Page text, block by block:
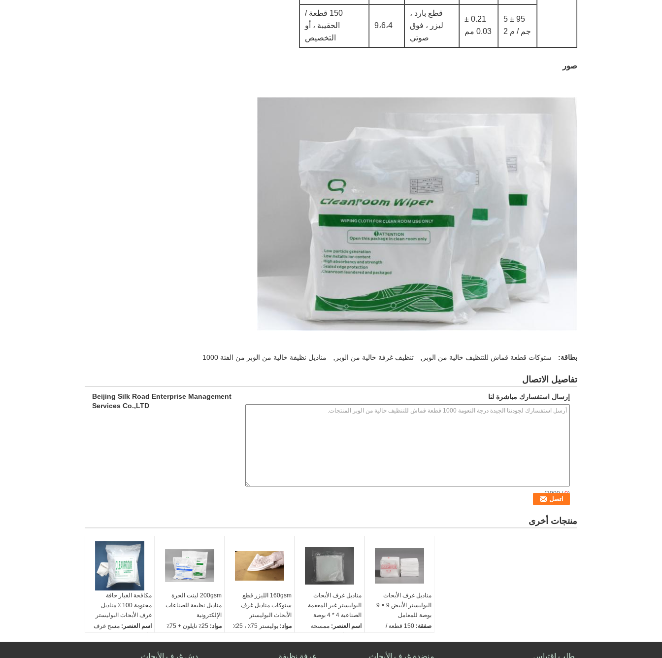
95 ± 5
جم / م 2
0.21 ±
0.03 مم
قطع بارد ،
ليزر ، فوق
صوتي
9،6،4
150 قطعة /
الحقيبة ، أو
التخصيص
صور
بطاقة: ستوكات قطعة قماش للتنظيف خالية من الوبر , تنظيف غرفة خالية من الوبر , مناديل نظيفة خالية من الوبر من الفئة 1000
تفاصيل الاتصال
Beijing Silk Road Enterprise Management
Services Co.,LTD
إرسال استفسارك مباشرة لنا
(
0
/ 3000)
منتجات أخرى
مكافحة الغبار حافة
مختومة 100 ٪ مناديل
غرف الأبحاث البوليستر
اسم العنصر: مسح غرف
اللون:
200gsm لينت الحرة
مناديل نظيفة للصناعات
الإلكترونية
مواد:
25٪ نايلون + 75٪
الحقيبة ، 10 أكياس /
160gsm الليزر قطع
ستوكات مناديل غرف
الأبحاث البوليستر
مواد:
بوليستر 75٪ ، 25٪
التنظيف
مناديل غرف الأبحاث
البوليستر غير المعقمة
الصناعية 4 * 4 بوصة
اسم العنصر: ممسحة
مناديل غرف الأبحاث
البوليستر الأبيض 9 × 9
بوصة للمعامل
صفقة:
150 قطعة /
اللون:أبيض